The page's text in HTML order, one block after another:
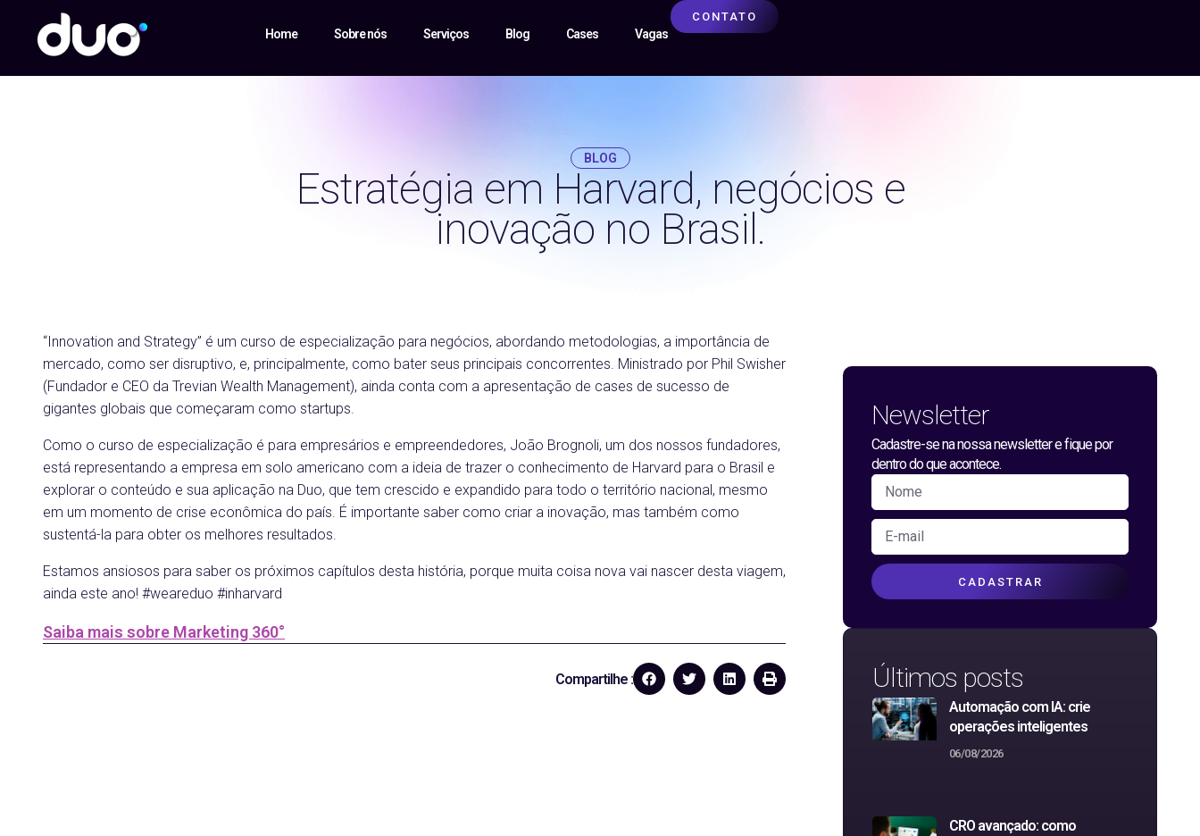
Home Sobre nós Serviços Blog Cases Vagas
CONTATO
BLOG
Estratégia em Harvard, negócios e
inovação no Brasil.
“Innovation and Strategy” é um curso de especialização para negócios, abordando metodologias, a importância de
mercado, como ser disruptivo, e, principalmente, como bater seus principais concorrentes. Ministrado por Phil Swisher
(Fundador e CEO da Trevian Wealth Management), ainda conta com a apresentação de cases de sucesso de
gigantes globais que começaram como startups.
Como o curso de especialização é para empresários e empreendedores, João Brognoli, um dos nossos fundadores,
está representando a empresa em solo americano com a ideia de trazer o conhecimento de Harvard para o Brasil e
explorar o conteúdo e sua aplicação na Duo, que tem crescido e expandido para todo o território nacional, mesmo
em um momento de crise econômica do país. É importante saber como criar a inovação, mas também como
sustentá-la para obter os melhores resultados.
Estamos ansiosos para saber os próximos capítulos desta história, porque muita coisa nova vai nascer desta viagem,
ainda este ano! #weareduo #inharvard
Saiba mais sobre Marketing 360°
Compartilhe :
Newsletter
Cadastre-se na nossa newsletter e fique por
dentro do que acontece.
CADASTRAR
Últimos posts
Automação com IA: crie
operações inteligentes
06/08/2026
CRO avançado: como